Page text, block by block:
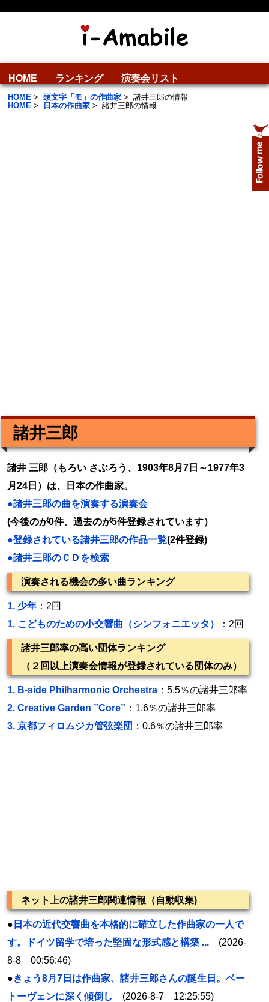
HOME ランキング 演奏会リスト
HOME > 頭文字「モ」の作曲家 > 諸井三郎の情報
HOME > 日本の作曲家 > 諸井三郎の情報
諸井三郎
諸井 三郎（もろい さぶろう、1903年8月7日～1977年3
月24日）は、日本の作曲家。
●諸井三郎の曲を演奏する演奏会
(今後のが0件、過去のが5件登録されています）
●登録されている諸井三郎の作品一覧(2件登録)
●諸井三郎のＣＤを検索
演奏される機会の多い曲ランキング
1. 少年 ：2回
1. こどものための小交響曲（シンフォニエッタ） ：2回
諸井三郎率の高い団体ランキング
（２回以上演奏会情報が登録されている団体のみ）
1. B-side Philharmonic Orchestra ：5.5％の諸井三郎率
2. Creative Garden ”Core” ：1.6％の諸井三郎率
3. 京都フィロムジカ管弦楽団 ：0.6％の諸井三郎率
ネット上の諸井三郎関連情報（自動収集)
● 日本の近代交響曲を本格的に確立した作曲家の一人で
す。ドイツ留学で培った堅固な形式感と構築 ... (2026-
8-8 00:56:46)
●きょう8月7日は作曲家、 諸井三郎さんの誕生日。ベー
トーヴェンに深く傾倒し
(2026-8-7 12:25:55)